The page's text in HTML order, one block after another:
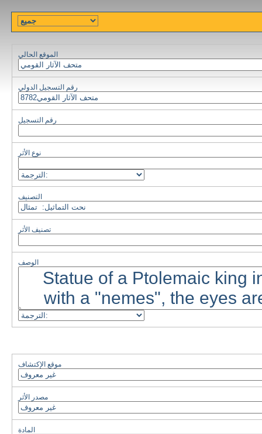
الموقع الحالي
رقم التسجيل الدولي
رقم التسجيل
نوع الأثر
التصنيف
تصنيف الأثر
الوصف
موقع الإكتشاف
مصدر الأثر
المادة